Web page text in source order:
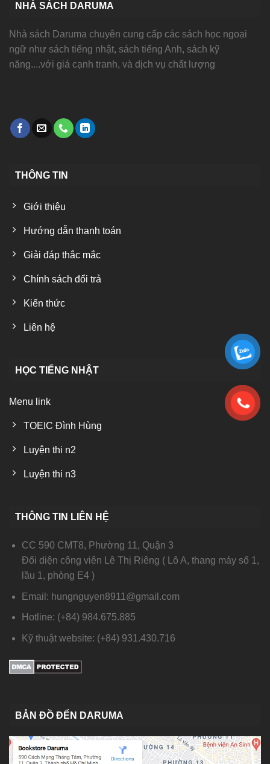
NHÀ SÁCH DARUMA
Nhà sách Daruma chuyên cung cấp các sách học ngoại
ngữ như sách tiếng nhật, sách tiếng Anh, sách kỹ
năng....với giá cạnh tranh, và dịch vụ chất lượng
THÔNG TIN
Giới thiệu
Hướng dẫn thanh toán
Giải đáp thắc mắc
Chính sách đổi trả
Kiến thức
Liên hệ
HỌC TIẾNG NHẬT
Menu link
TOEIC Đình Hùng
Luyện thi n2
Luyện thi n3
THÔNG TIN LIÊN HỆ
CC 590 CMT8, Phường 11, Quận 3
Đối diện công viên Lê Thị Riêng ( Lô A, thang máy số 1,
lầu 1, phòng E4 )
Email: hungnguyen8911@gmail.com
Hotline: (+84) 984.675.885
Kỹ thuật website: (+84) 931.430.716
BẢN ĐỒ ĐẾN DARUMA